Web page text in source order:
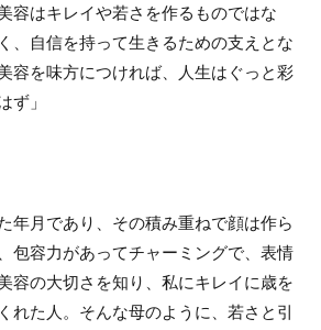
容はキレイや若さを作るものではな
、自信を持って生きるための支えとな
容を味方につければ、人生はぐっと彩
ず」
年月であり、その積み重ねで顔は作ら
包容力があってチャーミングで、表情
容の大切さを知り、私にキレイに歳を
れた人。そんな母のように、若さと引